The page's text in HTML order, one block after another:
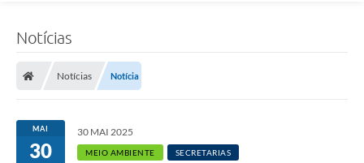
Notícias
Notícias Notícia
MAI
30
30 MAI 2025
MEIO AMBIENTE SECRETARIAS